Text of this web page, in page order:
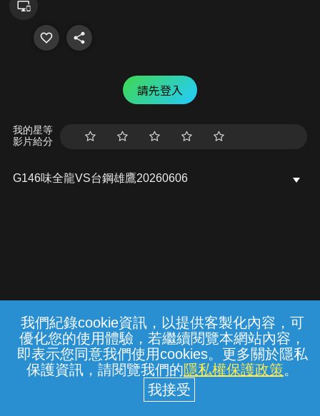
我們紀錄cookie資訊，以提供客製化內容，可
優化您的使用體驗，若繼續閱覽本網站內容，
即表示您同意我們使用cookies。更多關於隱私
保護資訊，請閱覽我們的隱私權保護政策。
請先登入
我的星等
影片給分
G146味全龍VS台鋼雄鷹20260606
常見問題 線上客服 服務條款 隱私權保護
中華電信股份有限公司個人家庭分公司
(統一編號：96979949) © 2026
{{notifyMsg}}